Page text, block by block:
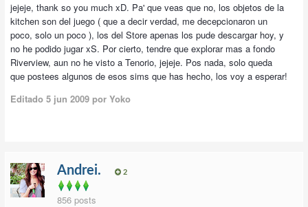
jejeje, thank so you much xD. Pa' que veas que no, los objetos de la
kitchen son del juego ( que a decir verdad, me decepcionaron un
poco, solo un poco ), los del Store apenas los pude descargar hoy, y
no he podido jugar xS. Por cierto, tendre que explorar mas a fondo
Riverview, aun no he visto a Tenorio, jejeje. Pos nada, solo queda
que postees algunos de esos sims que has hecho, los voy a esperar!
Editado 5 jun 2009 por Yoko
Andrei. 2
856 posts